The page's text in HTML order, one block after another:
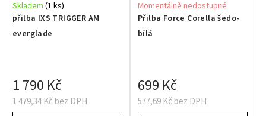
přilba IXS TRIGGER AM
everglade
Skladem (1 ks)
1 479,34 Kč bez DPH
1 790 Kč
Přilba Force Corella šedo-
bílá
Momentálně nedostupné
577,69 Kč bez DPH
699 Kč